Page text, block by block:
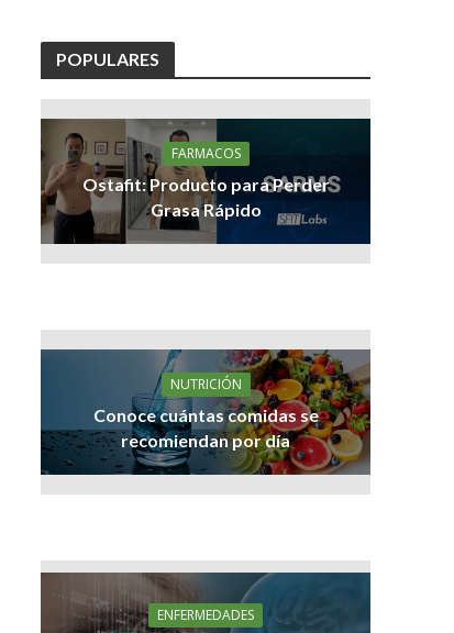
POPULARES
FARMACOS
Ostafit: Producto para Perder
Grasa Rápido
NUTRICIÓN
Conoce cuántas comidas se
recomiendan por día
ENFERMEDADES